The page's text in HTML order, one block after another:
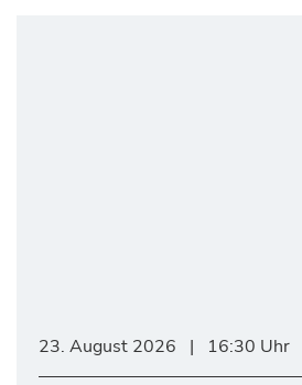
23. August 2026 | 16:30 Uhr